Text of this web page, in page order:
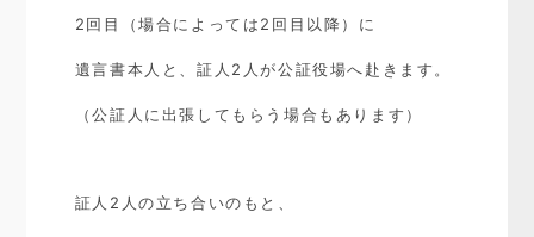
2回目（場合によっては2回目以降）に
遺言書本人と、証人2人が公証役場へ赴きます。
（公証人に出張してもらう場合もあります）
証人2人の立ち合いのもと、